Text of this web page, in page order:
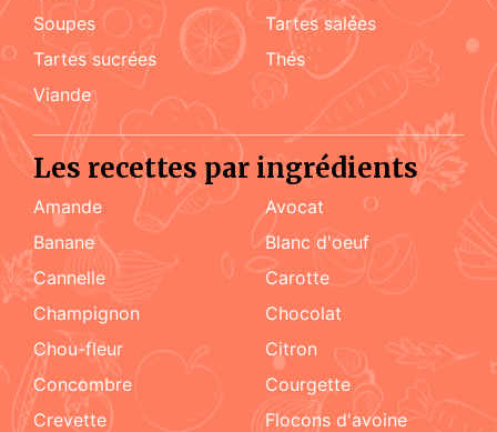
soupes
tartes salées
tartes sucrées
Thés
viande
Les recettes par ingrédients
amande
Avocat
Banane
blanc d'oeuf
cannelle
carotte
champignon
chocolat
chou-fleur
citron
concombre
courgette
crevette
flocons d'avoine